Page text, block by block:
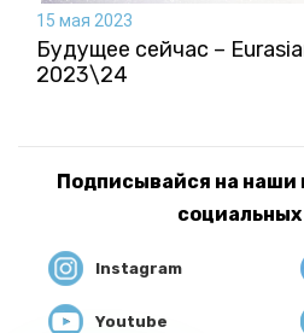
15 мая 2023
Будущее сейчас –
2023\24
Подписывайся на наши
социальных
Instagram
Youtube